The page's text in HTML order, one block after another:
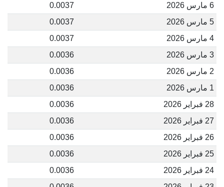
6 مارس 2026
0.0037
5 مارس 2026
0.0037
4 مارس 2026
0.0037
3 مارس 2026
0.0036
2 مارس 2026
0.0036
1 مارس 2026
0.0036
28 فبراير 2026
0.0036
27 فبراير 2026
0.0036
26 فبراير 2026
0.0036
25 فبراير 2026
0.0036
24 فبراير 2026
0.0036